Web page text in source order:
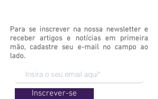
Para se inscrever na nossa newsletter e
receber artigos e notícias em primeira
mão, cadastre seu e-mail no campo ao
lado.
Inscrever-se